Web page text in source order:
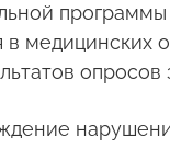
программы
в медицинских